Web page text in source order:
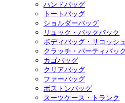
ハンドバッグ
トートバッグ
ショルダーバッグ
リュック・バックパック
ボディバッグ・サコッシュ
クラッチ・パーティバッ
カゴバッグ
クリアバッグ
ファーバッグ
ボストンバッグ
スーツケース・トランク